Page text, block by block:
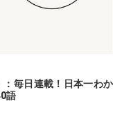
：毎日連載！日本一わか
語